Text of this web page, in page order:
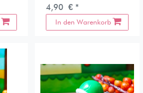
4,90 € *
In den Warenkorb